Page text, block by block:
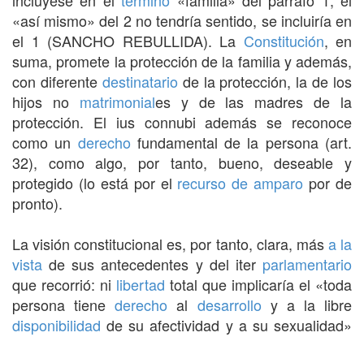
«así mismo» del 2 no tendría sentido, se incluiría en
el 1 (SANCHO REBULLIDA). La Constitución, en
suma, promete la protección de la familia y además,
con diferente destinatario de la protección, la de los
hijos no matrimoniales y de las madres de la
protección. El ius connubi además se reconoce
como un derecho fundamental de la persona (art.
32), como algo, por tanto, bueno, deseable y
protegido (lo está por el recurso de amparo por de
pronto).
La visión constitucional es, por tanto, clara, mása la
vista de sus antecedentes y del iter parlamentario
que recorrió: ni libertad total que implicaría el «toda
persona tienederecho al desarrollo y a la libre
disponibilidad de su afectividad y a su sexualidad»